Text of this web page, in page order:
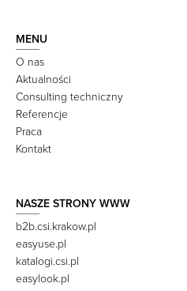
MENU
O nas
Aktualności
Consulting techniczny
Referencje
Praca
Kontakt
NASZE STRONY WWW
b2b.csi.krakow.pl
easyuse.pl
katalogi.csi.pl
easylook.pl